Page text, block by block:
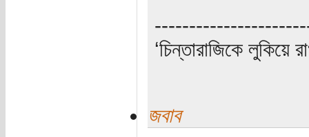
‘চিন্তারাজিকে লুকিয়ে
জবাব